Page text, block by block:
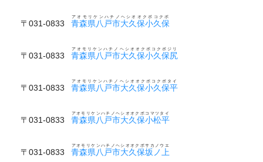
〒031-0833 青森県八戸市大久保小久保
アオモリケンハチノヘシオオクボコクボ
〒031-0833 青森県八戸市大久保小久保尻
アオモリケンハチノヘシオオクボコクボジリ
〒031-0833 青森県八戸市大久保小久保平
アオモリケンハチノヘシオオクボコクボタイ
〒031-0833 青森県八戸市大久保小松平
アオモリケンハチノヘシオオクボコマツタイ
〒031-0833 青森県八戸市大久保坂ノ上
アオモリケンハチノヘシオオクボサカノウエ